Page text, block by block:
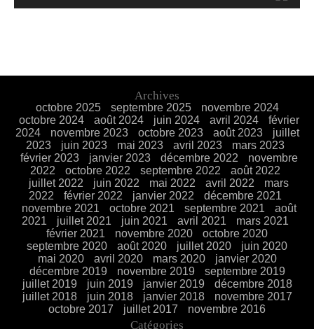
Archives
octobre 2025 septembre 2025
novembre 2024
octobre 2024
août 2024 juin 2024 avril 2024
février
2024
novembre 2023 octobre 2023 août 2023
juillet
2023
juin 2023 mai 2023 avril 2023
mars 2023
février 2023
janvier 2023 décembre 2022
novembre
2022
octobre 2022 septembre 2022
août 2022
juillet 2022
juin 2022 mai 2022 avril 2022
mars
2022
février 2022 janvier 2022
décembre 2021
novembre 2021
octobre 2021 septembre 2021
août
2021
juillet 2021 juin 2021 avril 2021
mars 2021
février 2021
novembre 2020
octobre 2020
septembre 2020
août 2020 juillet 2020
juin 2020
mai 2020
avril 2020 mars 2020
janvier 2020
décembre 2019
novembre 2019
septembre 2019
juillet 2019
juin 2019 janvier 2019
décembre 2018
juillet 2018
juin 2018 janvier 2018
novembre 2017
octobre 2017
juillet 2017 novembre 2016
Catégories